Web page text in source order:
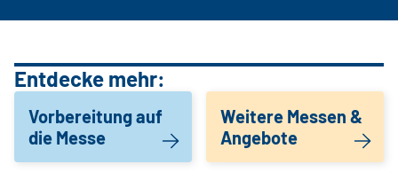
Entdecke mehr:
Vorbereitung auf
die Messe
Weitere Messen &
Angebote